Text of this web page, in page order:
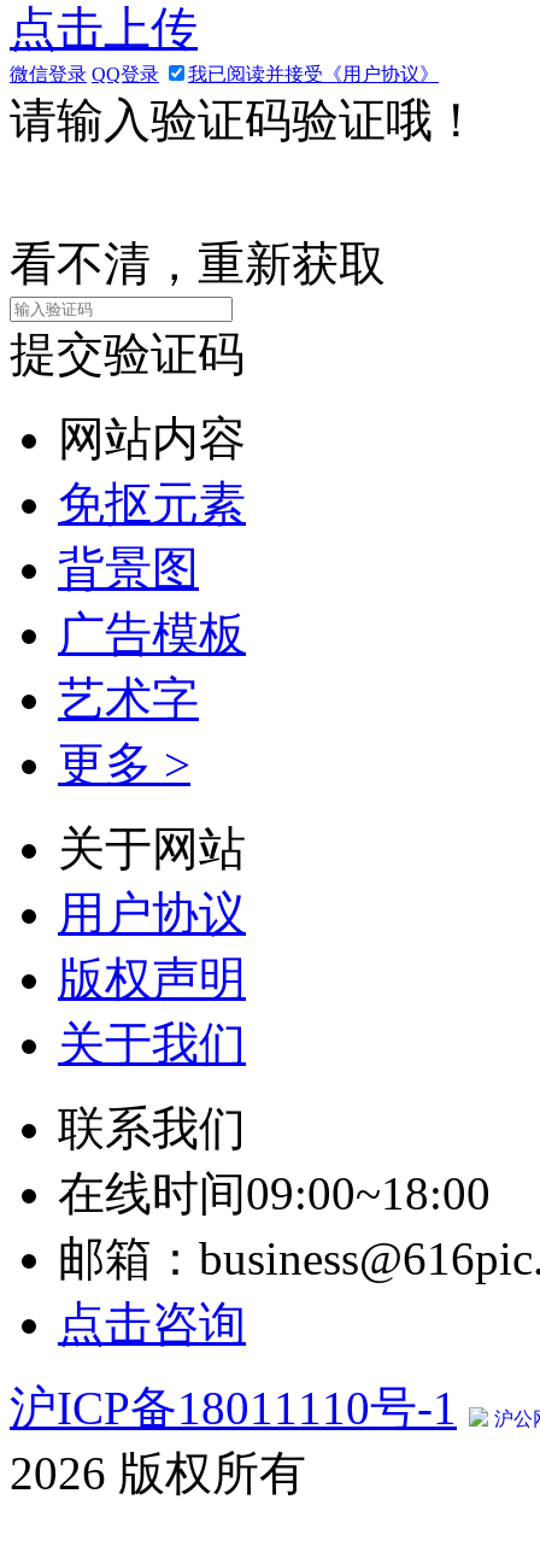
点击上传
微信登录 QQ登录 我已阅读并接受《用户协议》
请输入验证码验证哦！
看不清，重新获取
提交验证码
网站内容
免抠元素
背景图
广告模板
艺术字
更多 >
关于网站
用户协议
版权声明
关于我们
联系我们
在线时间09:00~18:00
邮箱：
点击咨询
沪ICP备18011110号-1
沪公
2026 版权所有